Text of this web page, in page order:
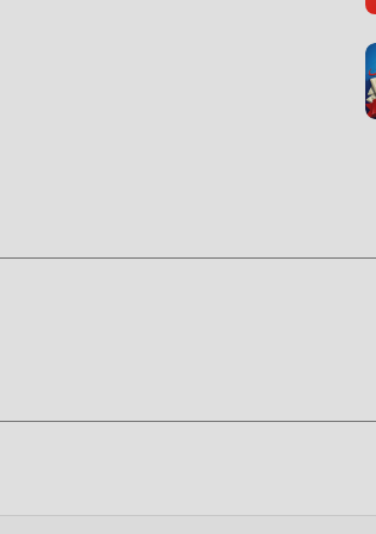
Pro a un style artistique unique, et ses
Pro attiré de nombreux fans de
moteur virtuel mis à jour et effectué des
d'écran du jeu a été grandement
adaptabilité, garantissant que tous
apporté par Chess Pro 3.7
mods peuvent facilement vous aider à
jeu lui-même